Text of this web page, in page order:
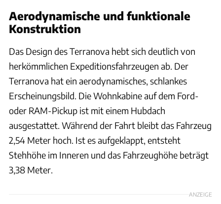
Aerodynamische und funktionale
Konstruktion
Das Design des Terranova hebt sich deutlich von
herkömmlichen Expeditionsfahrzeugen ab. Der
Terranova hat ein aerodynamisches, schlankes
Erscheinungsbild. Die Wohnkabine auf dem Ford-
oder RAM-Pickup ist mit einem Hubdach
ausgestattet. Während der Fahrt bleibt das Fahrzeug
2,54 Meter hoch. Ist es aufgeklappt, entsteht
Stehhöhe im Inneren und das Fahrzeughöhe beträgt
3,38 Meter.
ANZEIGE